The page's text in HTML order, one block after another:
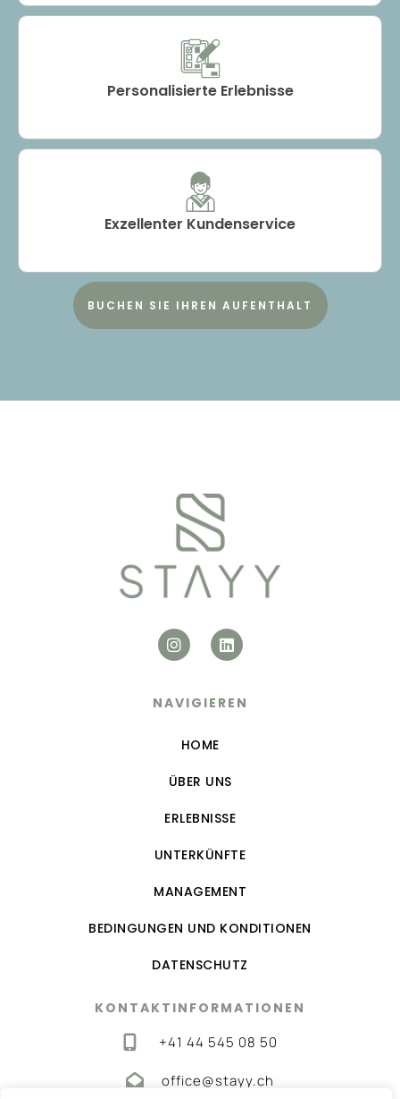
Personalisierte Erlebnisse
Exzellenter Kundenservice
BUCHEN SIE IHREN AUFENTHALT
NAVIGIEREN
HOME
ÜBER UNS
ERLEBNISSE
UNTERKÜNFTE
MANAGEMENT
BEDINGUNGEN UND KONDITIONEN
DATENSCHUTZ
KONTAKTINFORMATIONEN
+41 44 545 08 50
office@stayy.ch